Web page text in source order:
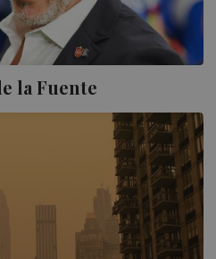
la Fuente